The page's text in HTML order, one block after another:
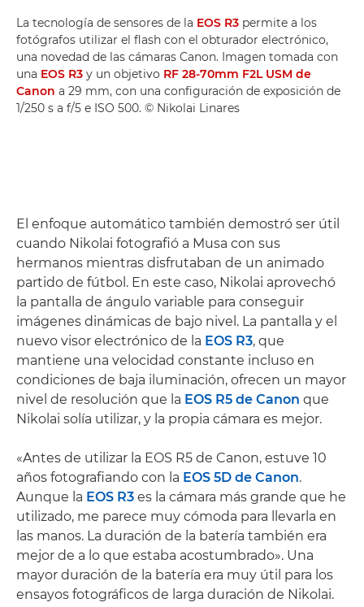
La tecnología de sensores de la EOS R3 permite a los
fotógrafos utilizar el flash con el obturador electrónico,
una novedad de las cámaras Canon. Imagen tomada con
una EOS R3 y un objetivo RF 28-70mm F2L USM de
Canon a 29 mm, con una configuración de exposición de
1/250 s a f/5 e ISO 500. © Nikolai Linares
El enfoque automático también demostró ser útil
cuando Nikolai fotografió a Musa con sus
hermanos mientras disfrutaban de un animado
partido de fútbol. En este caso, Nikolai aprovechó
la pantalla de ángulo variable para conseguir
imágenes dinámicas de bajo nivel. La pantalla y el
nuevo visor electrónico de la EOS R3, que
mantiene una velocidad constante incluso en
condiciones de baja iluminación, ofrecen un mayor
nivel de resolución que la EOS R5 de Canon que
Nikolai solía utilizar, y la propia cámara es mejor.
«Antes de utilizar la EOS R5 de Canon, estuve 10
años fotografiando con la EOS 5D de Canon.
Aunque la EOS R3 es la cámara más grande que he
utilizado, me parece muy cómoda para llevarla en
las manos. La duración de la batería también era
mejor de a lo que estaba acostumbrado». Una
mayor duración de la batería era muy útil para los
ensayos fotográficos de larga duración de Nikolai.